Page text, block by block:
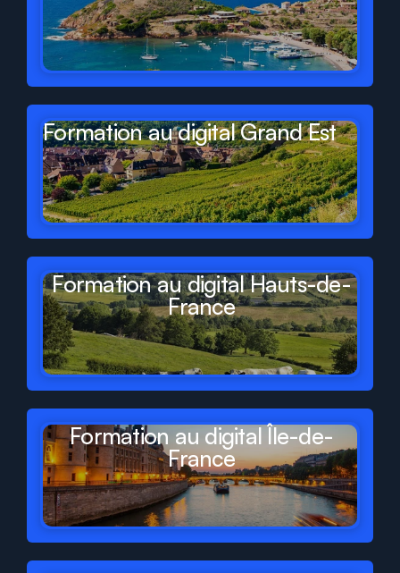
Formation au digital Grand Est
Formation au digital Hauts-de-
France
Formation au digital Île-de-
France